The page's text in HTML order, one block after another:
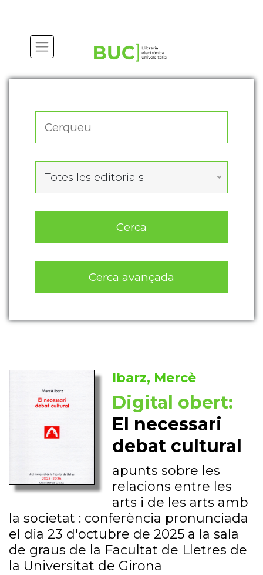
Totes les editorials
Cerca
Cerca avançada
Ibarz, Mercè
Digital obert:
El necessari
debat cultural
apunts sobre les
relacions entre les
arts i de les arts amb
la societat : conferència pronunciada
el dia 23 d'octubre de 2025 a la sala
de graus de la Facultat de Lletres de
la Universitat de Girona